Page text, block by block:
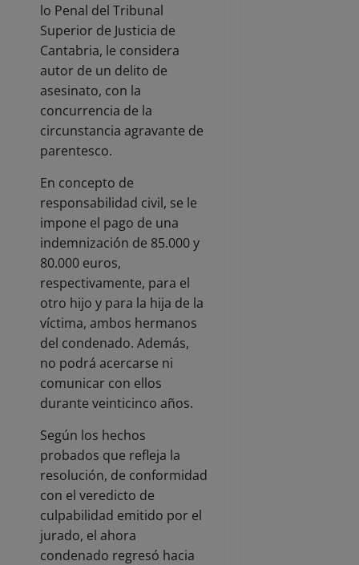
lo Penal del Tribunal
Superior de Justicia de
Cantabria, le considera
autor de un delito de
asesinato, con la
concurrencia de la
circunstancia agravante de
parentesco.
En concepto de
responsabilidad civil, se le
impone el pago de una
indemnización de 85.000 y
80.000 euros,
respectivamente, para el
otro hijo y para la hija de la
víctima, ambos hermanos
del condenado. Además,
no podrá acercarse ni
comunicar con ellos
durante veinticinco años.
Según los hechos
probados que refleja la
resolución, de conformidad
con el veredicto de
culpabilidad emitido por el
jurado, el ahora
condenado regresó hacia